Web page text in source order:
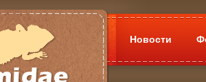
Новости